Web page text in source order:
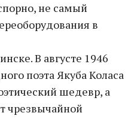
не самый
в
В августе 1946
поэта Якуба Коласа
шедевр, а
чрезвычайной